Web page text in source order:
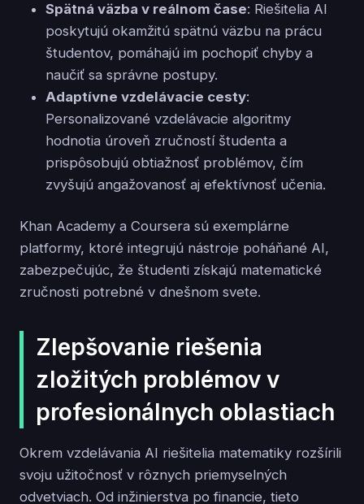
Spätná väzba v reálnom čase: Riešitelia AI
poskytujú okamžitú spätnú väzbu na prácu
študentov, pomáhajú im pochopiť chyby a
naučiť sa správne postupy.
Adaptívne vzdelávacie cesty:
Personalizované vzdelávacie algoritmy
hodnotia úroveň zručností študenta a
prispôsobujú obtiažnosť problémov, čím
zvyšujú angažovanosť aj efektívnosť učenia.
Khan Academy a Coursera sú exemplárne
platformy, ktoré integrujú nástroje poháňané AI,
zabezpečujúc, že študenti získajú matematické
zručnosti potrebné v dnešnom svete.
Zlepšovanie riešenia
zložitých problémov v
profesionálnych oblastiach
Okrem vzdelávania AI riešitelia matematiky rozšírili
svoju užitočnosť v rôznych priemyselných
odvetviach. Od inžinierstva po financie, tieto